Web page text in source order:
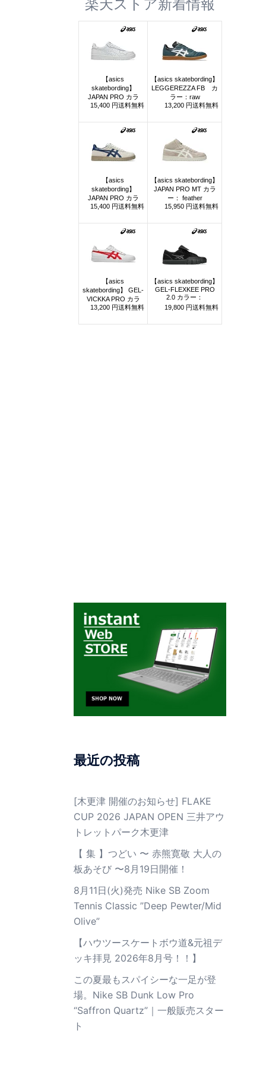
楽天ストア新着情報
最近の投稿
[木更津 開催のお知らせ] FLAKE
CUP 2026 JAPAN OPEN 三井アウ
トレットパーク木更津
【 集 】つどい 〜 赤熊寛敬 大人の
板あそび 〜8月19日開催！
8月11日(火)発売 Nike SB Zoom
Tennis Classic ”Deep Pewter/Mid
Olive”
【ハウツースケートボウ道&元祖デ
ッキ拝見 2026年8月号！！】
この夏最もスパイシーな一足が登
場。Nike SB Dunk Low Pro
“Saffron Quartz”｜一般販売スター
ト